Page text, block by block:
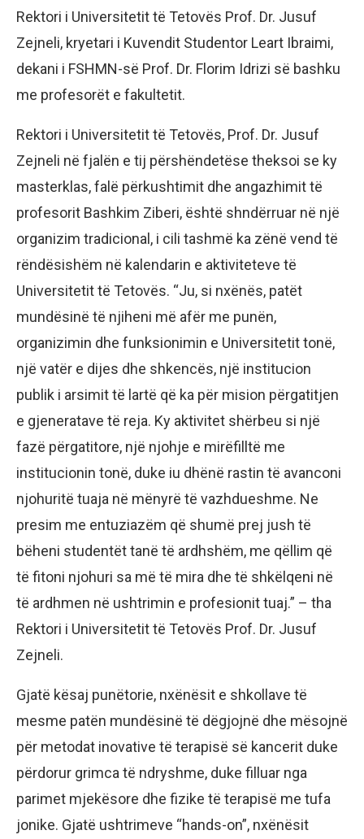
Rektori i Universitetit të Tetovës Prof. Dr. Jusuf
Zejneli, kryetari i Kuvendit Studentor Leart Ibraimi,
dekani i FSHMN-së Prof. Dr. Florim Idrizi së bashku
me profesorët e fakultetit.
Rektori i Universitetit të Tetovës, Prof. Dr. Jusuf
Zejneli në fjalën e tij përshëndetëse theksoi se ky
masterklas, falë përkushtimit dhe angazhimit të
profesorit Bashkim Ziberi, është shndërruar në një
organizim tradicional, i cili tashmë ka zënë vend të
rëndësishëm në kalendarin e aktiviteteve të
Universitetit të Tetovës. “Ju, si nxënës, patët
mundësinë të njiheni më afër me punën,
organizimin dhe funksionimin e Universitetit tonë,
një vatër e dijes dhe shkencës, një institucion
publik i arsimit të lartë që ka për mision përgatitjen
e gjeneratave të reja. Ky aktivitet shërbeu si një
fazë përgatitore, një njohje e mirëfilltë me
institucionin tonë, duke iu dhënë rastin të avanconi
njohuritë tuaja në mënyrë të vazhdueshme. Ne
presim me entuziazëm që shumë prej jush të
bëheni studentët tanë të ardhshëm, me qëllim që
të fitoni njohuri sa më të mira dhe të shkëlqeni në
të ardhmen në ushtrimin e profesionit tuaj.” – tha
Rektori i Universitetit të Tetovës Prof. Dr. Jusuf
Zejneli.
Gjatë kësaj punëtorie, nxënësit e shkollave të
mesme patën mundësinë të dëgjojnë dhe mësojnë
për metodat inovative të terapisë së kancerit duke
përdorur grimca të ndryshme, duke filluar nga
parimet mjekësore dhe fizike të terapisë me tufa
jonike. Gjatë ushtrimeve “hands-on”, nxënësit